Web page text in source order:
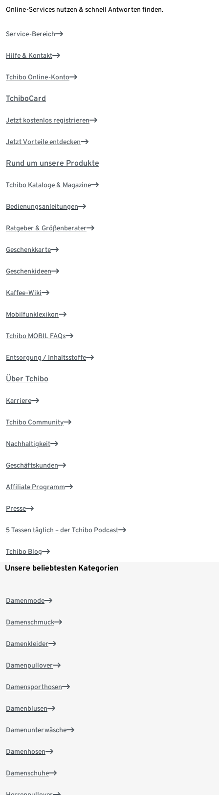
Online-Services nutzen & schnell Antworten finden.
Service-Bereich
Hilfe & Kontakt
Tchibo Online-Konto
TchiboCard
Jetzt kostenlos registrieren
Jetzt Vorteile entdecken
Rund um unsere Produkte
Tchibo Kataloge & Magazine
Bedienungsanleitungen
Ratgeber & Größenberater
Geschenkkarte
Geschenkideen
Kaffee-Wiki
Mobilfunklexikon
Tchibo MOBIL FAQs
Entsorgung / Inhaltsstoffe
Über Tchibo
Karriere
Tchibo Community
Nachhaltigkeit
Geschäftskunden
Affiliate Programm
Presse
5 Tassen täglich – der Tchibo Podcast
Tchibo Blog
Unsere beliebtesten Kategorien
Damenmode
Damenschmuck
Damenkleider
Damenpullover
Damensporthosen
Damenblusen
Damenunterwäsche
Damenhosen
Damenschuhe